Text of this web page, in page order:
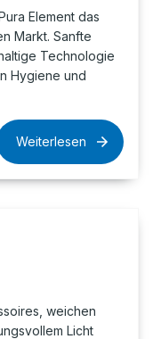
Element das
Markt. Sanfte
Technologie
Hygiene und
Weiterlesen
weichen
Licht